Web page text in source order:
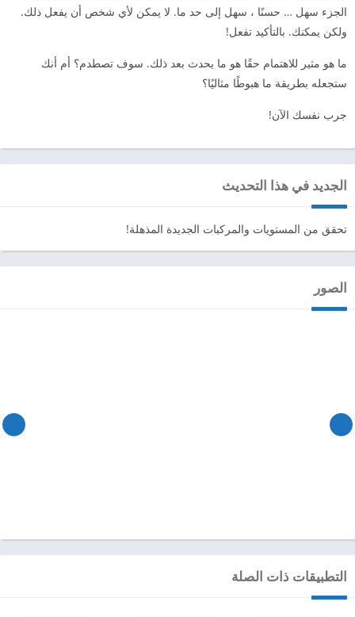
الجزء سهل … حسنًا ، سهل إلى حد ما. لا يمكن لأي شخص أن يفعل ذلك.
ولكن يمكنك. بالتأكيد تفعل!
ما هو مثير للاهتمام حقًا هو ما يحدث بعد ذلك. سوف تصطدم؟ أم أنك
ستجعله بطريقة ما هبوطًا مثاليًا؟
جرب نفسك الآن!
الجديد في هذا التحديث
تحقق من المستويات والمركبات الجديدة المذهلة!
الصور
التطبيقات ذات الصلة